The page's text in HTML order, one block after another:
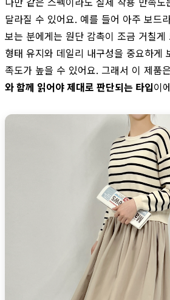
다만 같은 스펙이라도 실제 착용 만족
달라질 수 있어요. 예를 들어 아주 보드
보는 분에게는 원단 감촉이 조금 거칠
형태 유지와 데일리 내구성을 중요하게
족도가 높을 수 있어요. 그래서 이 제품
와 함께 읽어야 제대로 판단되는 타입 이